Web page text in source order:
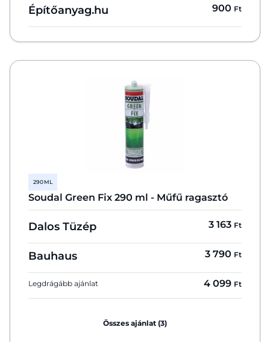
Építőanyag.hu 900 Ft
290 ML
Soudal Green Fix 290 ml - Műfű ragasztó
Dalos Tüzép 3 163 Ft
Bauhaus 3 790 Ft
Legdrágább ajánlat 4 099 Ft
Összes ajánlat (3)